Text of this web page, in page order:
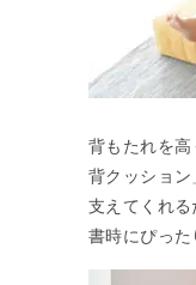
背もたれを
背クッション
支えてくれ
書時にぴった